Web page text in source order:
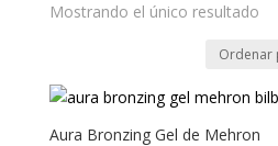
Mostrando el único resultado
Aura Bronzing Gel de Mehron